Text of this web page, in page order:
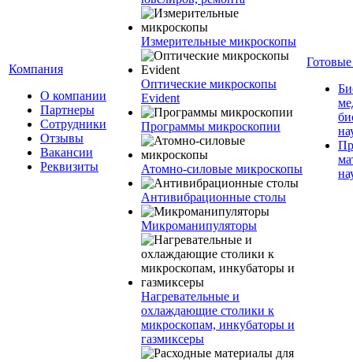
Компания
О компании
Партнеры
Сотрудники
Отзывы
Вакансии
Реквизиты
Измерительные микроскопы
Оптические микроскопы
Evident
Программы микроскопии
Атомно-силовые микроскопы
Антивибрационные столы
Микроманипуляторы
Нагревательные и
охлаждающие столики к
микроскопам, инкубаторы и
газмиксеры